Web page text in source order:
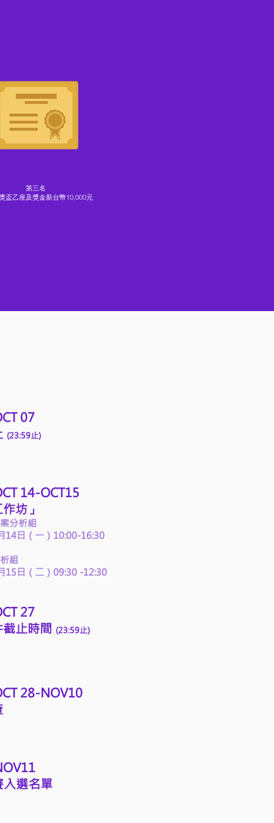
第三名
盃乙座及獎金新台幣10,000元
07
(23:59止)
14-OCT15
坊」
分析組
14日（一）10:00-16:30
組
15日（二）09:30 -12:30
27
止時間 (23:59止)
28-NOV10
入選名單